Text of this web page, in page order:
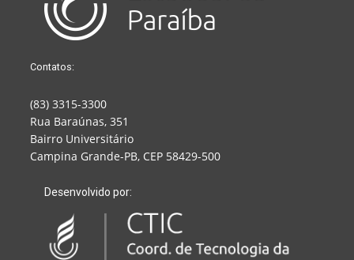
Contatos:
(83) 3315-3300
Rua Baraúnas, 351
Bairro Universitário
Campina Grande-PB, CEP 58429-500
Desenvolvido por: